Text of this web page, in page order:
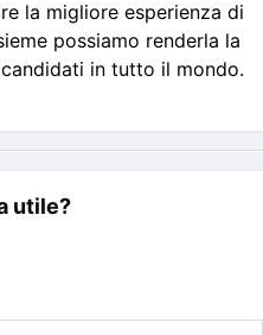
la migliore esperienza di
possiamo renderla la
in tutto il mondo.
utile?